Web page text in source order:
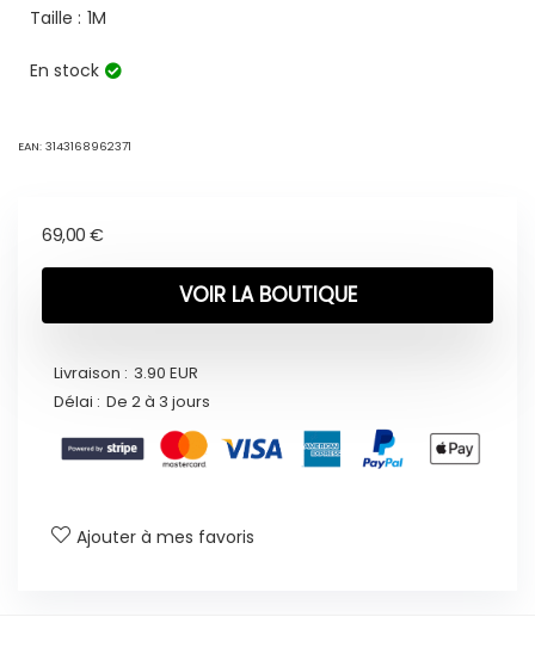
Taille : 1M
En stock
EAN: 3143168962371
69,00 €
VOIR LA BOUTIQUE
Livraison : 3.90 EUR
Délai : De 2 à 3 jours
Ajouter à mes favoris